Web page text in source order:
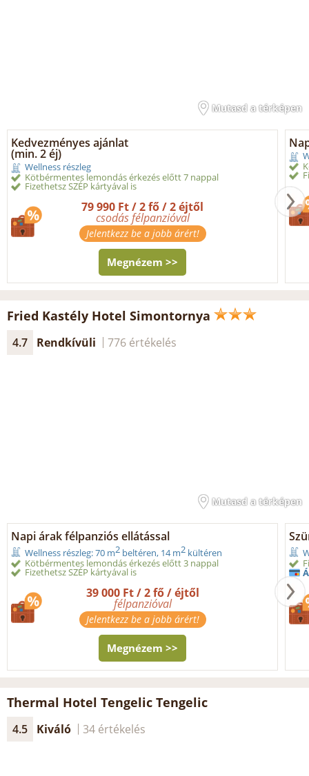
Mutasd a térképen
Kedvezményes ajánlat
(min. 2 éj)
Wellness részleg
Kötbérmentes lemondás érkezés előtt 7 nappal
Fizethetsz SZÉP kártyával is
79 990 Ft / 2 fő / 2 éjtől
csodás félpanzióval
Jelentkezz be a jobb árért!
Megnézem >>
Fried Kastély Hotel Simontornya
4.7 Rendkívüli 776 értékelés
Mutasd a térképen
Napi árak félpanziós ellátással
Wellness részleg: 70 m2 beltéren, 14 m2 kültéren
Kötbérmentes lemondás érkezés előtt 3 nappal
Fizethetsz SZÉP kártyával is
39 000 Ft / 2 fő / éjtől
félpanzióval
Jelentkezz be a jobb árért!
Megnézem >>
Thermal Hotel Tengelic Tengelic
4.5 Kiváló 34 értékelés